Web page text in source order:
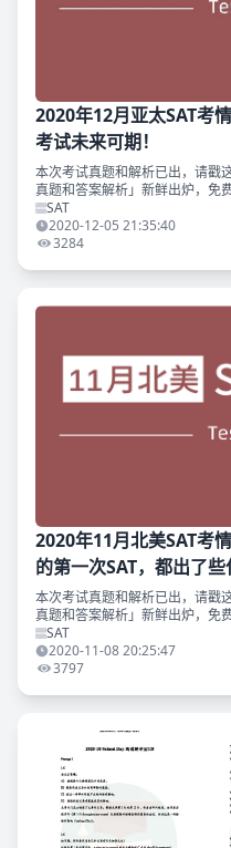
2020年12月亚太SAT考
考试未来可期！
本次考试真题和解析已出，请戳
真题和答案解析」新鲜出炉，免
八月以来，超过一百万的学生参
SAT
2020-12-05 21:35:40
3284
2020年11月北美SAT考
的第一次SAT，都出了些
本次考试真题和解析已出，请戳
真题和答案解析」新鲜出炉，免
出乎意料地使用了6套卷子。其
套实验
SAT
2020-11-08 20:25:47
3797